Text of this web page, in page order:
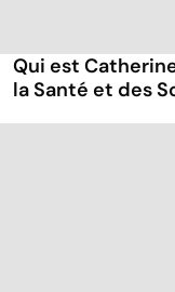
Qui est
la Santé et des